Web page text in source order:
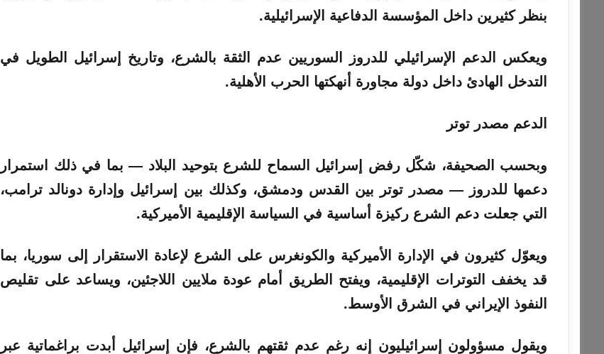
بنظر كثيرين داخل المؤسسة الدفاعية الإسرائيلية.
ويعكس الدعم الإسرائيلي للدروز السوريين عدم الثقة بالشرع، وتاريخ إسرائيل الطويل في
التدخل الهادئ داخل دولة مجاورة أنهكتها الحرب الأهلية.
الدعم مصدر توتر
وبحسب الصحيفة، شكّل رفض إسرائيل السماح للشرع بتوحيد البلاد — بما في ذلك استمرار
دعمها للدروز — مصدر توتر بين القدس ودمشق، وكذلك بين إسرائيل وإدارة دونالد ترامب،
التي جعلت دعم الشرع ركيزة أساسية في السياسة الإقليمية الأميركية.
ويعوّل كثيرون في الإدارة الأميركية والكونغرس على الشرع لإعادة الاستقرار إلى سوريا، بما
قد يخفف التوترات الإقليمية، ويفتح الطريق أمام عودة ملايين اللاجئين، ويساعد على تقليص
النفوذ الإيراني في الشرق الأوسط.
ويقول مسؤولون إسرائيليون إنه رغم عدم ثقتهم بالشرع، فإن إسرائيل أبدت براغماتية عبر